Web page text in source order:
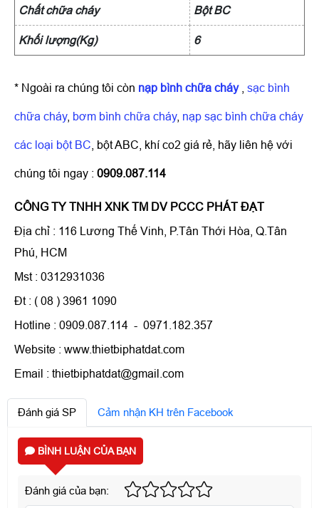
Chất chữa cháy Bột BC
Khối lượng(Kg) 6
* Ngoài ra chúng tôi còn nạp bình chữa cháy, sạc bình
chữa cháy, bơm bình chữa cháy, nạp sạc bình chữa cháy
các loại bột BC , bột ABC, khí co2 giá rẻ, hãy liên hệ với
chúng tôi ngay : 0909.087.114
CÔNG TY TNHH XNK TM DV PCCC PHÁT ĐẠT
Địa chỉ : 116 Lương Thế Vinh, P.Tân Thới Hòa, Q.Tân
Phú, HCM
Mst : 0312931036
Đt : ( 08 ) 3961 1090
Hotline : 0909.087.114 - 0971.182.357
Website : www.thietbiphatdat.com
Email : thietbiphatdat@gmail.com
Đánh giá SP Cảm nhận KH trên Facebook
BÌNH LUẬN CỦA BẠN
Đánh giá của bạn: